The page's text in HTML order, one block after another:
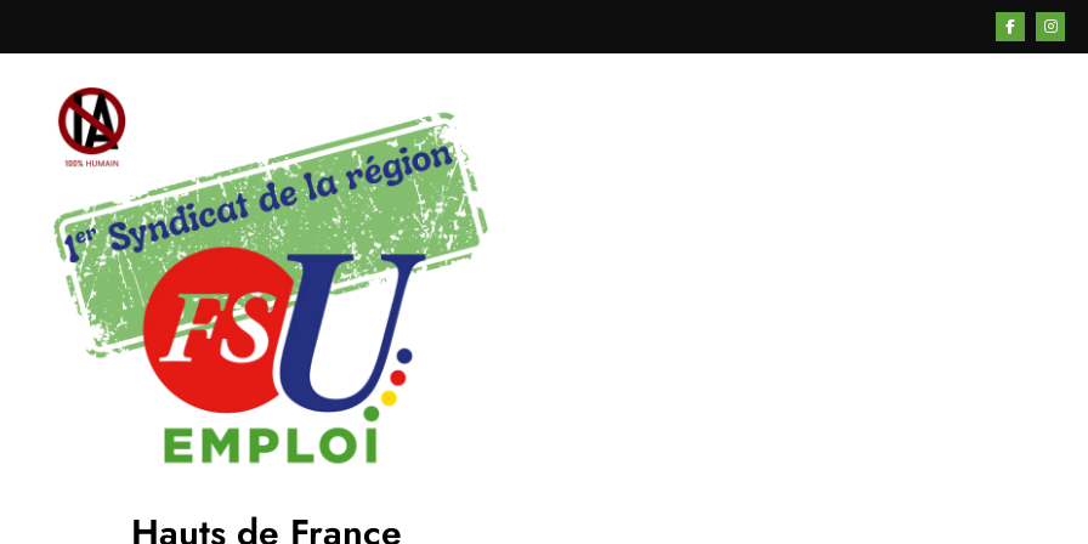
Hauts de France